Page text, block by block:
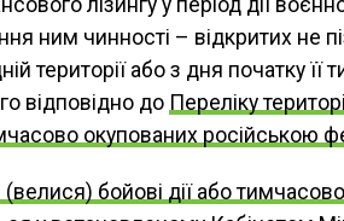
лізингу у період дії
ним чинності – відкритих не
території або з дня початку її
відповідно до Переліку
окупованих російською
(велися) бойові дії або